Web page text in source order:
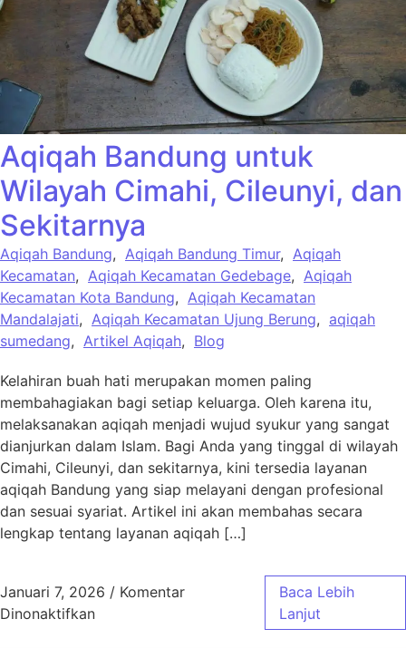
Aqiqah Bandung untuk
Wilayah Cimahi, Cileunyi, dan
Sekitarnya
Aqiqah Bandung, Aqiqah Bandung Timur, Aqiqah
Kecamatan, Aqiqah Kecamatan Gedebage, Aqiqah
Kecamatan Kota Bandung, Aqiqah Kecamatan
Mandalajati, Aqiqah Kecamatan Ujung Berung, aqiqah
sumedang, Artikel Aqiqah, Blog
Kelahiran buah hati merupakan momen paling
membahagiakan bagi setiap keluarga. Oleh karena itu,
melaksanakan aqiqah menjadi wujud syukur yang sangat
dianjurkan dalam Islam. Bagi Anda yang tinggal di wilayah
Cimahi, Cileunyi, dan sekitarnya, kini tersedia layanan
aqiqah Bandung yang siap melayani dengan profesional
dan sesuai syariat. Artikel ini akan membahas secara
lengkap tentang layanan aqiqah […]
Januari 7, 2026 / Komentar
Dinonaktifkanpada Aqiqah Bandung untuk Wilayah
Baca Lebih
Lanjut